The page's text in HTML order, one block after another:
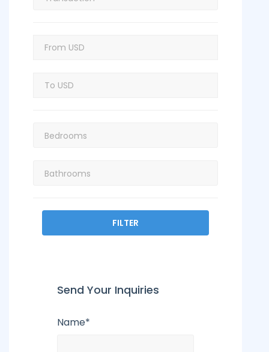
FILTER
Send Your Inquiries
Name*